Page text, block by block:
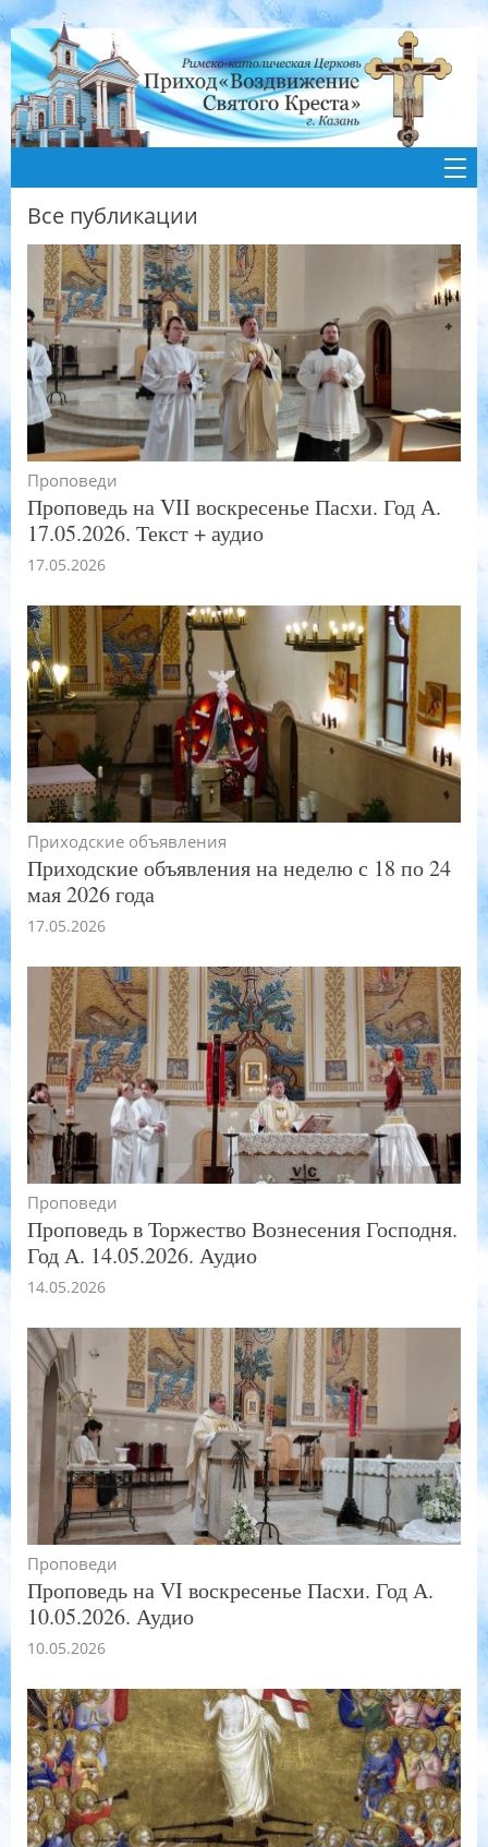
Все публикации
Проповеди
Проповедь на VII воскресенье Пасхи. Год А.
17.05.2026. Текст + аудио
17.05.2026
Приходские объявления
Приходские объявления на неделю с 18 по 24
мая 2026 года
17.05.2026
Проповеди
Проповедь в Торжество Вознесения Господня.
Год А. 14.05.2026. Аудио
14.05.2026
Проповеди
Проповедь на VI воскресенье Пасхи. Год А.
10.05.2026. Аудио
10.05.2026